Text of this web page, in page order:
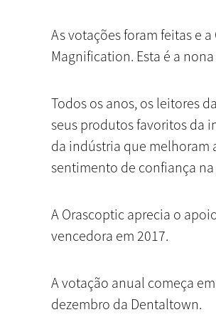
As votações foram feitas e
Magnification. Esta é a
Todos os anos, os leitores
seus produtos favoritos da
da indústria que melhoram
sentimento de confiança
A Orascoptic aprecia o
vencedora em 2017.
A votação anual começa
dezembro da Dentaltown.